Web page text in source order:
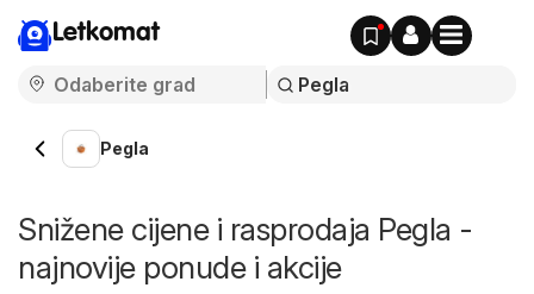
Letkomat
Pegla
Snižene cijene i rasprodaja Pegla -
najnovije ponude i akcije